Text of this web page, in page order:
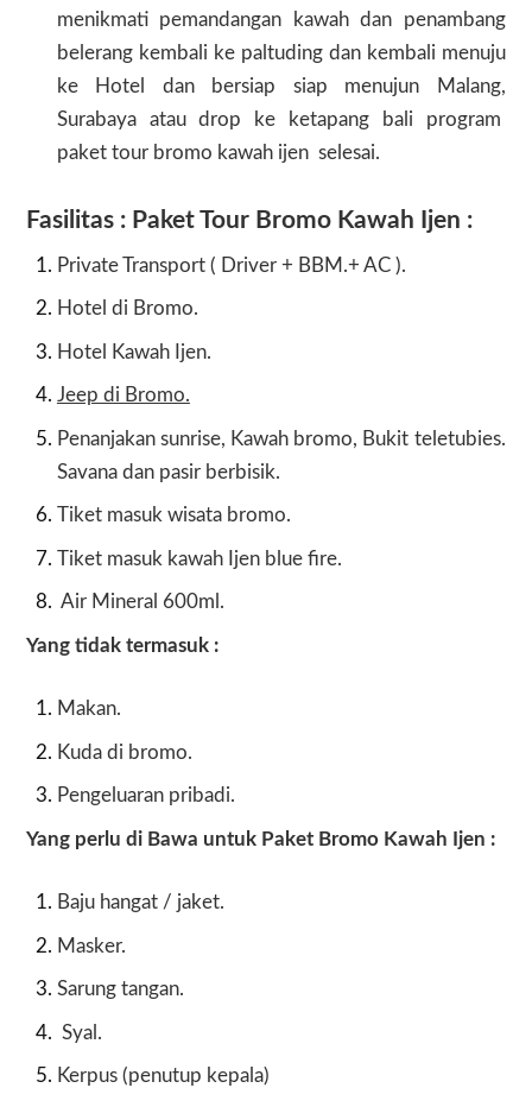
menikmati pemandangan kawah dan penambang
belerang kembali ke paltuding dan kembali menuju
ke Hotel dan bersiap siap menujun Malang,
Surabaya atau drop ke ketapang bali program
paket tourbromo kawah ijen selesai.
Fasilitas : Paket Tour Bromo Kawah Ijen :
Private Transport ( Driver + BBM.+ AC ).
Hotel di Bromo.
Hotel Kawah Ijen.
Jeep di Bromo.
Penanjakan sunrise, Kawah bromo, Bukit teletubies.
Savana dan pasir berbisik.
Tiket masuk wisata bromo.
Tiket masuk kawah Ijen blue fire.
Air Mineral 600ml.
Yang tidak termasuk :
Makan.
Kuda di bromo.
Pengeluaran pribadi.
Yang perlu di Bawa untuk Paket Bromo Kawah Ijen :
Baju hangat / jaket.
Masker.
Sarung tangan.
Syal.
Kerpus (penutup kepala)